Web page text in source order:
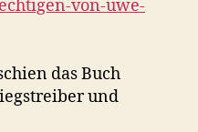
von-uwe-
das Buch
und